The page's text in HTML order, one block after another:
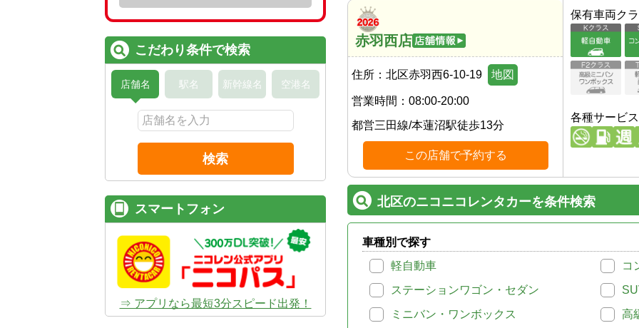
赤羽西店
住所： 北区赤羽西6-10-19 地図
営業時間： 08:00-20:00
都営三田線/本蓮沼駅徒歩13分
この店舗で予約する
保有車両ク
各種サービス
北区のニコニコレンタカーを条件検索
車種別で探す
軽自動車
コ
ステーションワゴン・セダン
ミニバン・ワンボックス
高
こだわり条件で検索
店舗名 駅名 新幹線名 空港名
検索
スマートフォン
⇒ アプリなら最短3分スピード出発！